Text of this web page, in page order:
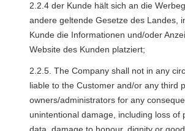
2.2.4 der Kunde hält sich an die
andere geltende Gesetze des Landes,
Kunde die Informationen und/oder
Website des Kunden platziert;
2.2.5. The Company shall not in any
liable to the Customer and/or any third
owners/administrators for any
unintentional damage, including loss of